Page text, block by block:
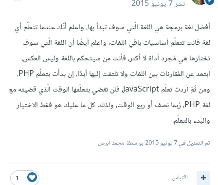
نشر7 يونيو 2015
أفضل لغة برمجة هي اللغة الّتي سوف تبدأ بها، واعلم أنّك عندما تتعلّم أي
لغة فانت تتعلّم أساسيات باقي اللغات، واعلم أيضًا أن اللغة الّتي سوف
تختارها هي مُجرد أداة لا أكثر، فأنت من سيتحكم باللغة وليس العكس،
ابتعد عن المُقارنات بين اللغات ولا تلتفت إليها أبدًا، إن بدأت بتعلّم PHP،
ومن ثُمّ أردت تعلّم JavaScript، فلن تقضي بتعلّمها الوقت الّذي قضيته مع
لغة PHP، رُبما نصف أو ربع الوقت، ولذلك كل ما عليك هو فقط الاختيار
والبدء بالتعلّم.
تم التعديل في7 يونيو 2015 بواسطة محمد أبرص
1 اقتباس